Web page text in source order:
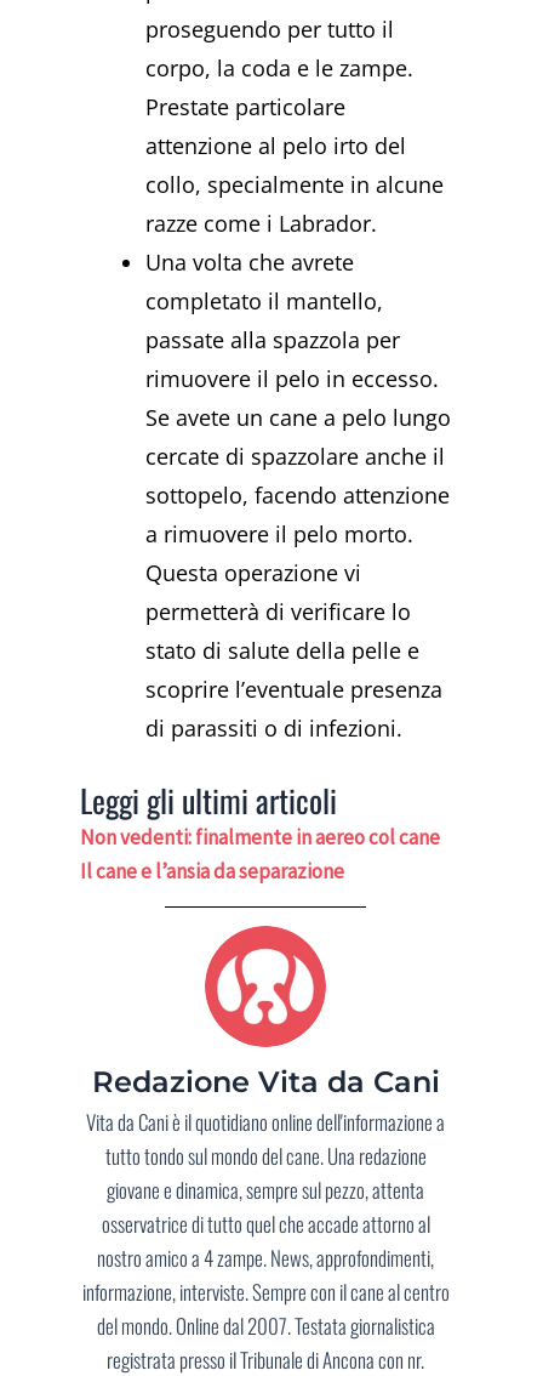
proseguendo per tutto il
corpo, la coda e le zampe.
Prestate particolare
attenzione al pelo irto del
collo, specialmente in alcune
razze come i Labrador.
Una volta che avrete
completato il mantello,
passate alla spazzola per
rimuovere il pelo in eccesso.
Se avete un cane a pelo lungo
cercate di spazzolare anche il
sottopelo, facendo attenzione
a rimuovere il pelo morto.
Questa operazione vi
permetterà di verificare lo
stato di salute della pelle e
scoprire l’eventuale presenza
di parassiti o di infezioni.
Leggi gli ultimi articoli
Non vedenti: finalmente in aereo col cane
Il cane e l’ansia da separazione
Redazione Vita da Cani
Vita da Cani è il quotidiano online dell'informazione a
tutto tondo sul mondo del cane. Una redazione
giovane e dinamica, sempre sul pezzo, attenta
osservatrice di tutto quel che accade attorno al
nostro amico a 4 zampe. News, approfondimenti,
informazione, interviste. Sempre con il cane al centro
del mondo. Online dal 2007. Testata giornalistica
registrata presso il Tribunale di Ancona con nr.